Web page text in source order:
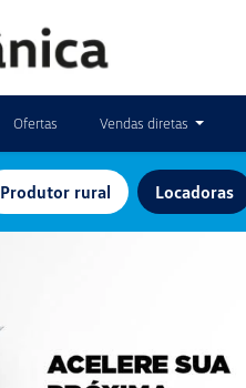
Ofertas Vendas diretas
Produtor rural Locadoras